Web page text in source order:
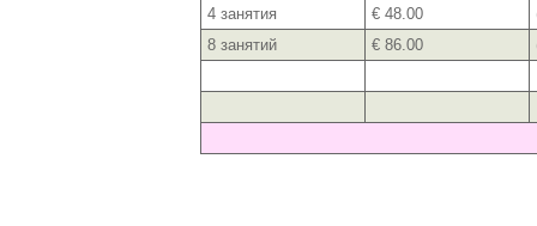
4 занятия
€ 48.00
8 занятий
€ 86.00